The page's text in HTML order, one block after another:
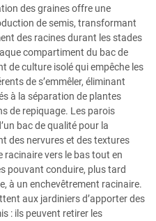
des graines offre une
de semis, transformant
des racines durant les stades
compartiment du bac de
de culture isolé qui empêche les
de s’emmêler, éliminant
à la séparation de plantes
de repiquage. Les parois
bac de qualité pour la
des nervures et des textures
vers le bas tout en
pouvant conduire, plus tard
à un enchevêtrement racinaire.
aux jardiniers d’apporter des
: ils peuvent retirer les